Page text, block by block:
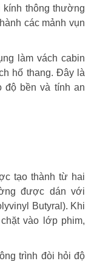
thông thường
các mảnh vụn
làm vách cabin
hố thang. Đây là
độ bền và tính an
tạo thành từ hai
được dán với
Butyral). Khi
vào lớp phim,
trình đòi hỏi độ